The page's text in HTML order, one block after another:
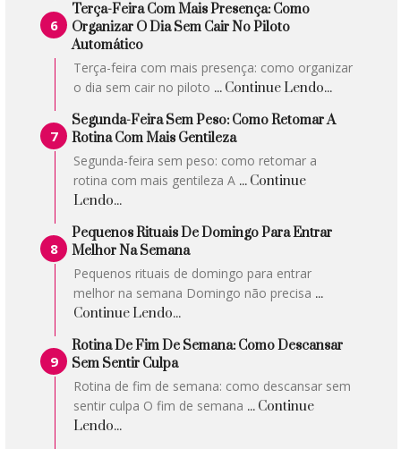
Terça-Feira Com Mais Presença: Como
Organizar O Dia Sem Cair No Piloto
Automático
Terça-feira com mais presença: como organizar
o dia sem cair no piloto ... Continue Lendo...
Segunda-Feira Sem Peso: Como Retomar A
Rotina Com Mais Gentileza
Segunda-feira sem peso: como retomar a
rotina com mais gentileza A ... Continue
Lendo...
Pequenos Rituais De Domingo Para Entrar
Melhor Na Semana
Pequenos rituais de domingo para entrar
melhor na semana Domingo não precisa ...
Continue Lendo...
Rotina De Fim De Semana: Como Descansar
Sem Sentir Culpa
Rotina de fim de semana: como descansar sem
sentir culpa O fim de semana ... Continue
Lendo...